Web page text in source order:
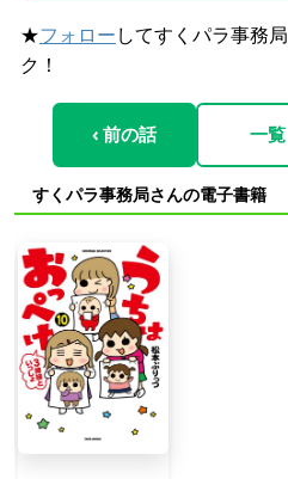
★フォロー してすくパラ事務
ク！
‹ 前の話 一覧
すくパラ事務局さんの電子書籍